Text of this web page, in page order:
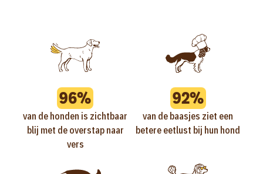
96%
van de honden is zichtbaar
blij met de overstap naar
vers
92%
van de baasjes ziet een
betere eetlust bij hun hond